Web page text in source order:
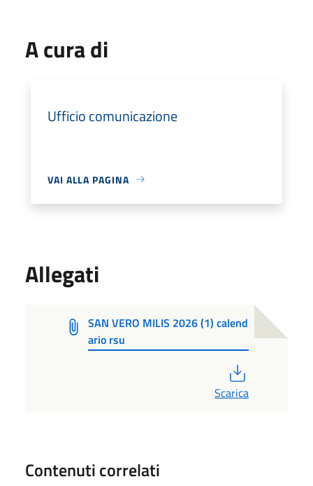
A cura di
Ufficio comunicazione
VAI ALLA PAGINA
Allegati
SAN VERO MILIS 2026 (1) calend
ario rsu
Scarica
Contenuti correlati